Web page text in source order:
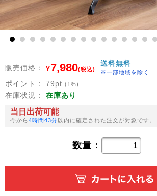
10 11 12 13 14
販売価格： ¥7,980(税込)
送料無料
※一部地域を除く
ポイント： 79pt (1%)
在庫状況： 在庫あり
当日出荷可能
今から4時間43分以内に確定された注文が対象です。
数量：